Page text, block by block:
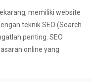
memiliki website
teknik SEO (Search
penting. SEO
online yang